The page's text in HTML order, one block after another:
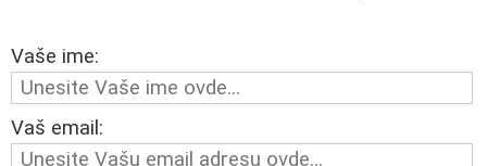
Vaše ime:
Vaš email: